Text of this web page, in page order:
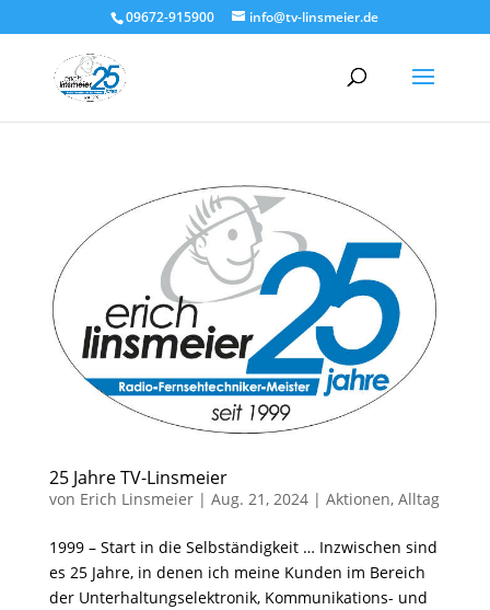
09672-915900 info@tv-linsmeier.de
25 Jahre TV-Linsmeier
von Erich Linsmeier| Aug. 21, 2024| Aktionen, Alltag
1999 – Start in die Selbständigkeit … Inzwischen sind
es 25 Jahre, in denen ich meine Kunden im Bereich
der Unterhaltungselektronik, Kommunikations- und